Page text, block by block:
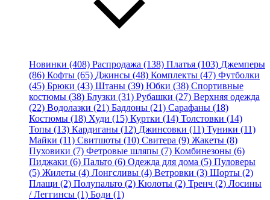
Новинки (408) Распродажа (138) Платья (103) Джемперы
(86) Кофты (65) Джинсы (48) Комплекты (47) Футболки
(45) Брюки (43) Штаны (39) Юбки (38) Спортивные
костюмы (38) Блузки (31) Рубашки (27) Верхняя одежда
(22) Водолазки (21) Бадлоны (21) Сарафаны (18)
Костюмы (18) Худи (15) Куртки (14) Толстовки (14)
Топы (13) Кардиганы (12) Джинсовки (11) Туники (11)
Майки (11) Свитшоты (10) Свитера (9) Жакеты (8)
Пуховики (7) Фетровые шляпы (7) Комбинезоны (6)
Пиджаки (6) Пальто (6) Одежда для дома (5) Пуловеры
(5) Жилеты (4) Лонгсливы (4) Ветровки (3) Шорты (2)
Плащи (2) Полупальто (2) Кюлоты (2) Тренч (2) Лосины
/ Леггинсы (1) Боди (1)